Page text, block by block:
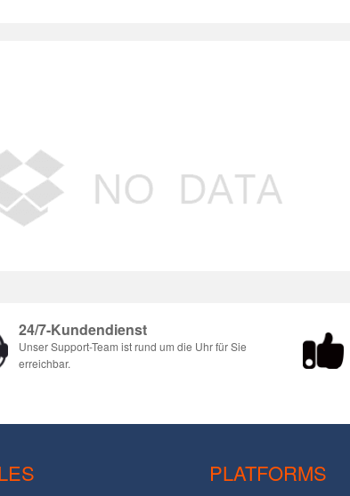
24/7-Kundendienst
Unser Support-Team ist rund um die Uhr für Sie
erreichbar.
PLATFORMS